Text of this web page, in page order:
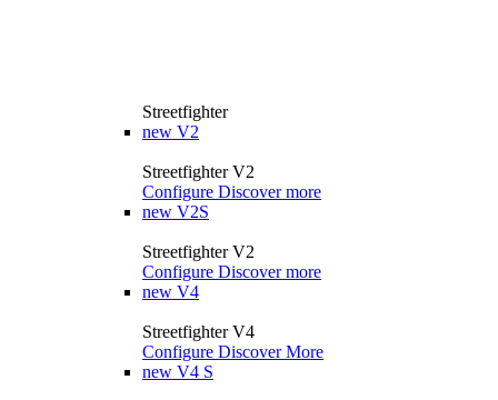
Streetfighter
new V2
Streetfighter V2
Configure Discover more
new V2S
Streetfighter V2
Configure Discover more
new V4
Streetfighter V4
Configure Discover More
new V4 S